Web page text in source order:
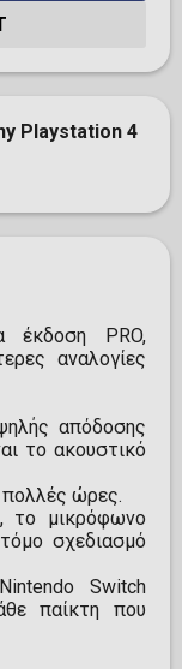
Playstation 4
έκδοση PRO,
αναλογίες
απόδοσης
το ακουστικό
πολλές ώρες.
το μικρόφωνο
σχεδιασμό
Switch
παίκτη που